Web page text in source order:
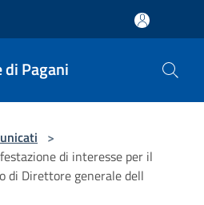
di Pagani
>
di interesse per il
di Direttore generale dell